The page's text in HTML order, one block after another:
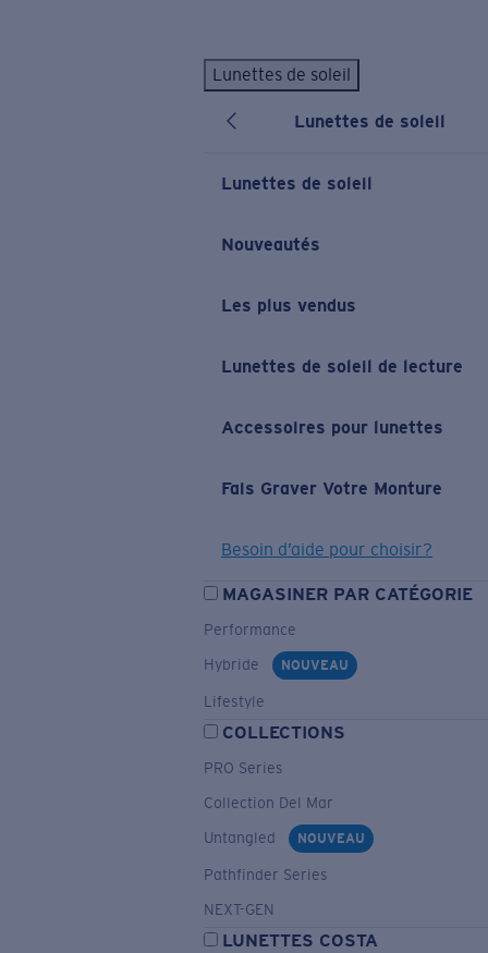
Lunettes de soleil
Lunettes de soleil
Lunettes de soleil
Nouveautés
Les plus vendus
Lunettes de soleil de lecture
Accessoires pour lunettes
Fais Graver Votre Monture
Besoin d’aide pour choisir?
MAGASINER PAR CATÉGORIE
Performance
Hybride
NOUVEAU
Lifestyle
COLLECTIONS
PRO Series
Collection Del Mar
Untangled
NOUVEAU
Pathfinder Series
NEXT-GEN
LUNETTES COSTA
LES PLUS RECHERCHÉS
Lunettes de soleil personnalisées Nouveau